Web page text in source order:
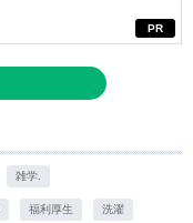
PR
雑学.
福利厚生 洗濯